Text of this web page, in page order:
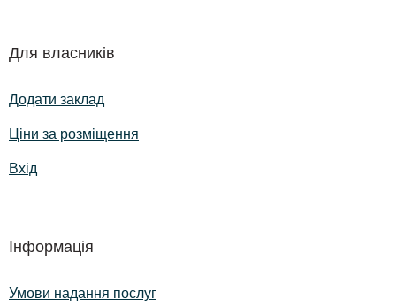
Для власників
Додати заклад
Ціни за розміщення
Вхід
Інформація
Умови надання послуг